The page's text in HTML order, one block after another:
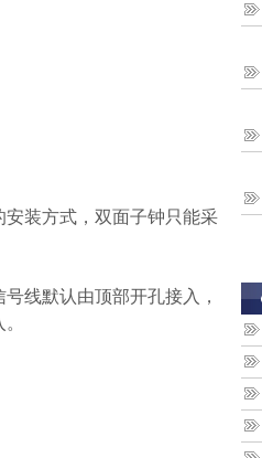
安装方式，双面子钟只能采
线默认由顶部开孔接入，